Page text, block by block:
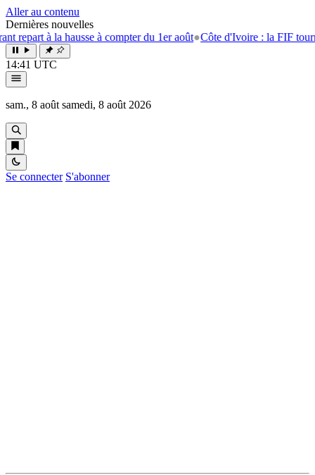
Aller au contenu
Dernières nouvelles
hausse à compter du 1er août●Côte d'Ivoire : la FIF tourne la page
14:41 UTC
sam., 8 août samedi, 8 août 2026
Se connecter S'abonner